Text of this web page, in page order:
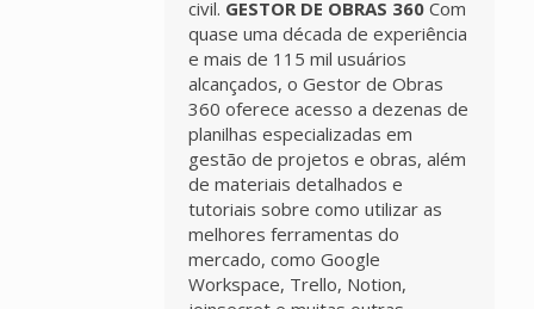
civil. GESTOR DE OBRAS 360 Com
quase uma década de experiência
e mais de 115 mil usuários
alcançados, o Gestor de Obras
360 oferece acesso a dezenas de
planilhas especializadas em
gestão de projetos e obras, além
de materiais detalhados e
tutoriais sobre como utilizar as
melhores ferramentas do
mercado, como Google
Workspace, Trello, Notion,